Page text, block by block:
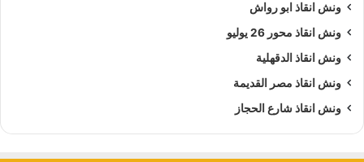
ونش انقاذ ابو رواش
ونش انقاذ محور 26 يوليو
ونش انقاذ الدقهلية
ونش انقاذ مصر القديمة
ونش انقاذ شارع الحجاز